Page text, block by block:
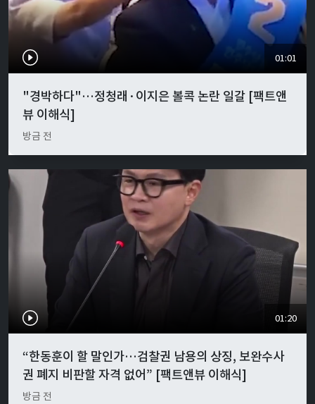
01:01
"경박하다"…정청래·이지은 볼콕 논란 일갈 [팩트앤
뷰 이해식]
방금 전
01:20
“한동훈이 할 말인가…검찰권 남용의 상징, 보완수사
권 폐지 비판할 자격 없어” [팩트앤뷰 이해식]
방금 전